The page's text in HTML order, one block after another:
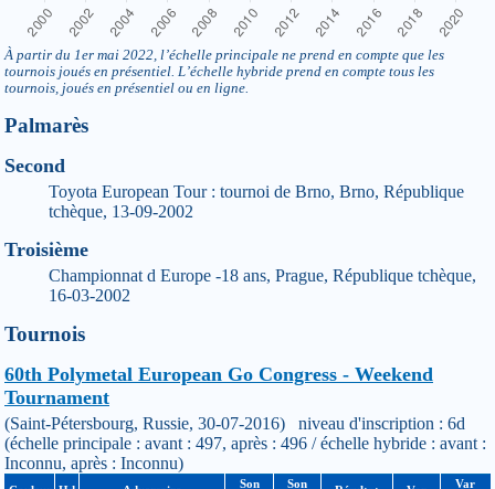
À partir du 1er mai 2022, l’échelle principale ne prend en compte que les
tournois joués en présentiel. L’échelle hybride prend en compte tous les
tournois, joués en présentiel ou en ligne.
Palmarès
Second
Toyota European Tour : tournoi de Brno, Brno, République
tchèque, 13-09-2002
Troisième
Championnat d Europe -18 ans, Prague, République tchèque,
16-03-2002
Tournois
60th Polymetal European Go Congress - Weekend
Tournament
(Saint-Pétersbourg, Russie, 30-07-2016) niveau d'inscription : 6d
(échelle principale : avant : 497, après : 496 / échelle hybride : avant :
Inconnu, après : Inconnu)
Son
Son
Var